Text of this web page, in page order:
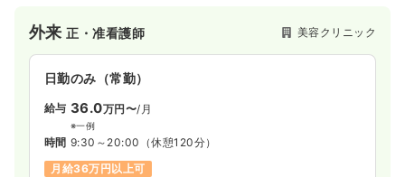
外来正・准看護師 美容クリニック
日勤のみ（常勤）
給与 36.0万円〜/月
※一例
時間 9:30～20:00 （休憩120分）
月給36万円以上可